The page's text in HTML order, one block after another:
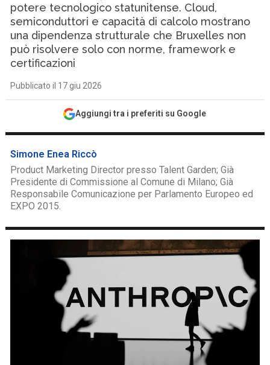
potere tecnologico statunitense. Cloud,
semiconduttori e capacità di calcolo mostrano
una dipendenza strutturale che Bruxelles non
può risolvere solo con norme, framework e
certificazioni
Pubblicato il 17 giu 2026
Aggiungi tra i preferiti su Google
Simone Enea Riccò
Product Marketing Director presso Talent Garden; Già
Presidente di Commissione al Comune di Milano; Già
Responsabile Comunicazione per Parlamento Europeo ed
EXPO 2015.